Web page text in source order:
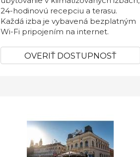
24-hodinovú recepciu a terasu.
Každá izba je vybavená bezplatným
Wi-Fi pripojením na internet.
OVERIŤ DOSTUPNOSŤ